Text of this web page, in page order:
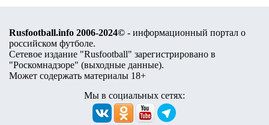
Rusfootball.info 2006-2024© - информационный портал о
российском футболе.
Сетевое издание "Rusfootball" зарегистрировано в
"Роскомнадзоре" (выходные данные).
Может содержать материалы 18+
Мы в социальных сетях: